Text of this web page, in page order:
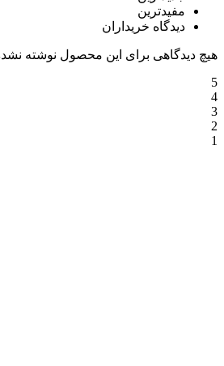
مفیدترین
دیدگاه خریداران
هیچ دیدگاهی برای این محصول نوشته
5
4
3
2
1